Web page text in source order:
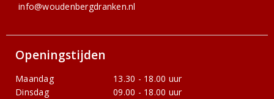
info@woudenbergdranken.nl
Openingstijden
Maandag
13.30 - 18.00 uur
Dinsdag
09.00 - 18.00 uur